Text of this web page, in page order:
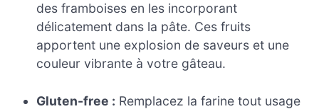
des framboises en les incorporant
délicatement dans la pâte. Ces fruits
apportent une explosion de saveurs et une
couleur vibrante à votre gâteau.
Gluten-free : Remplacez la farine tout usage